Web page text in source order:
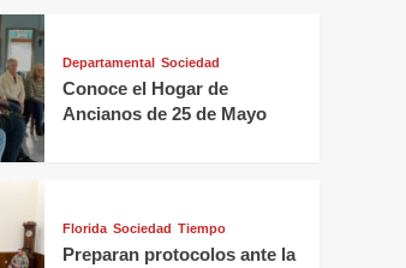
Departamental Sociedad
Conoce el Hogar de
Ancianos de 25 de Mayo
Florida Sociedad Tiempo
Preparan protocolos ante la